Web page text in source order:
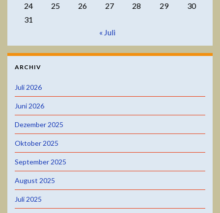
24
25 26 27 28 29
30
31
« Juli
ARCHIV
Juli 2026
Juni 2026
Dezember 2025
Oktober 2025
September 2025
August 2025
Juli 2025